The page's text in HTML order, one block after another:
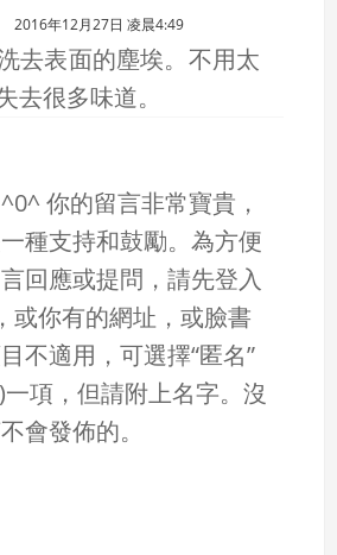
2016年12月27日 凌晨4:49
去表面的塵埃。不用太
去很多味道。
你的留言非常寶貴，
種支持和鼓勵。為方便
回應或提問，請先登入
或你有的網址，或臉書
不適用，可選擇“匿名”
項，但請附上名字。沒
會發佈的。